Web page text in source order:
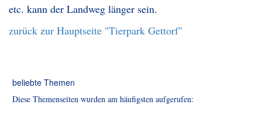
etc. kann der Landweg länger sein.
zurück zur Hauptseite "Tierpark Gettorf"
beliebte Themen
Diese Themenseiten wurden am häufigsten aufgerufen: